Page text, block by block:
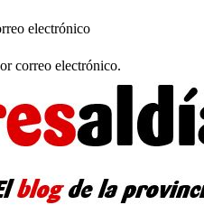
electrónico
correo electrónico.